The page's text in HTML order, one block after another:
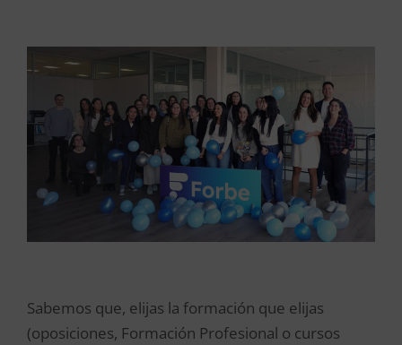
Sabemos que, elijas la formación que elijas
(oposiciones, Formación Profesional o cursos